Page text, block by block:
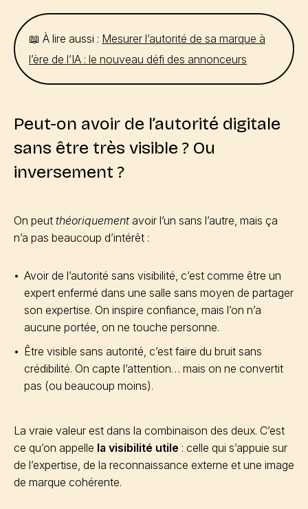
📖 À lire aussi : Mesurer l’autorité de sa marque à
l’ère de l’IA : le nouveau défi des annonceurs
Peut-on avoir de l’autorité digitale
sans être très visible ? Ou
inversement ?
On peut théoriquement avoir l’un sans l’autre, mais ça
n’a pas beaucoup d’intérêt :
Avoir de l’autorité sans visibilité, c’est comme être un
expert enfermé dans une salle sans moyen de partager
son expertise. On inspire confiance, mais l’on n’a
aucune portée, on ne touche personne.
Être visible sans autorité, c’est faire du bruit sans
crédibilité. On capte l’attention… mais on ne convertit
pas (ou beaucoup moins).
La vraie valeur est dans la combinaison des deux. C’est
ce qu’on appelle la visibilité utile : celle qui s’appuie sur
de l’expertise, de la reconnaissance externe et une image
de marque cohérente.